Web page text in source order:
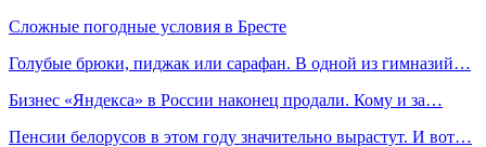
Сложные погодные условия в Бресте
Голубые брюки, пиджак или сарафан. В одной из гимназий…
Бизнес «Яндекса» в России наконец продали. Кому и за…
Пенсии белорусов в этом году значительно вырастут. И вот…